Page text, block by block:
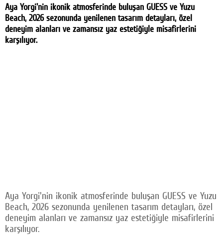
Aya Yorgi'nin ikonik atmosferinde buluşan GUESS ve Yuzu
Beach, 2026 sezonunda yenilenen tasarım detayları, özel
deneyim alanları ve zamansız yaz estetiğiyle misafirlerini
karşılıyor.
Aya Yorgi'nin ikonik atmosferinde buluşan GUESS ve Yuzu
Beach, 2026 sezonunda yenilenen tasarım detayları, özel
deneyim alanları ve zamansız yaz estetiğiyle misafirlerini
karşılıyor.